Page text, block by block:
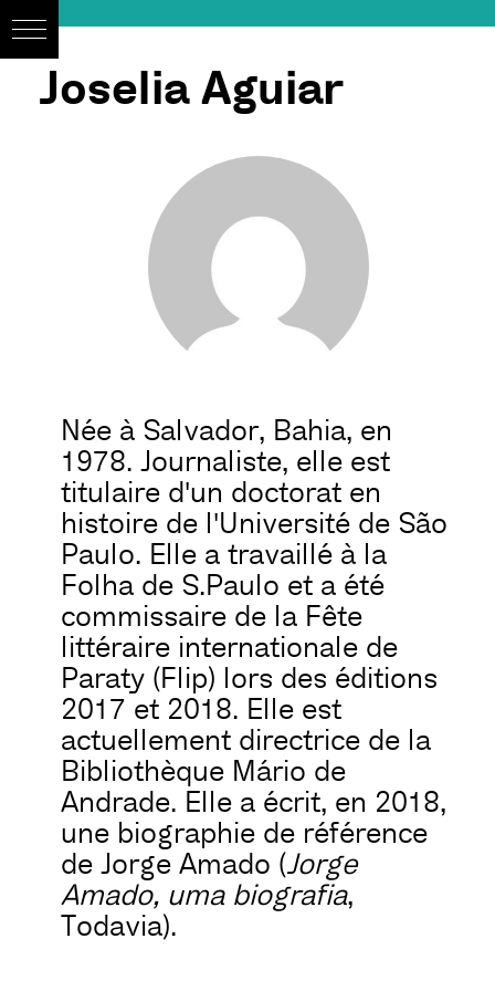
Joselia Aguiar
Née à Salvador, Bahia, en
1978. Journaliste, elle est
titulaire d'un doctorat en
histoire de l'Université de São
Paulo. Elle a travaillé à la
Folha de S.Paulo et a été
commissaire de la Fête
littéraire internationale de
Paraty (Flip) lors des éditions
2017 et 2018. Elle est
actuellement directrice de la
Bibliothèque Mário de
Andrade. Elle a écrit, en 2018,
une biographie de référence
de Jorge Amado (Jorge
Amado, uma biografia,
Todavia).